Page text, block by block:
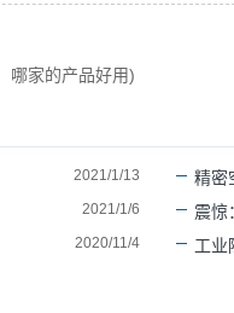
哪家的产品好用)
2021/1/13 精密
2021/1/6 震惊
2020/11/4 工业